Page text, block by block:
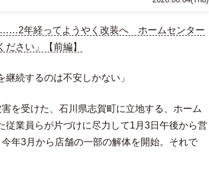
……2年経ってようやく改装へ ホームセンター
さい」【前編】
継続するのは不安しかない」
を受けた、石川県志賀町に立地する、ホーム
業員らが片づけに尽力して1月3日午後から営
年3月から店舗の一部の解体を開始。それで